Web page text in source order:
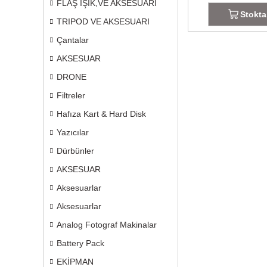
FLAŞ IŞIK,VE AKSESUARI
TRIPOD VE AKSESUARI
Çantalar
AKSESUAR
DRONE
Filtreler
Hafıza Kart & Hard Disk
Yazıcılar
Dürbünler
AKSESUAR
Aksesuarlar
Aksesuarlar
Analog Fotograf Makinalar
Battery Pack
EKİPMAN